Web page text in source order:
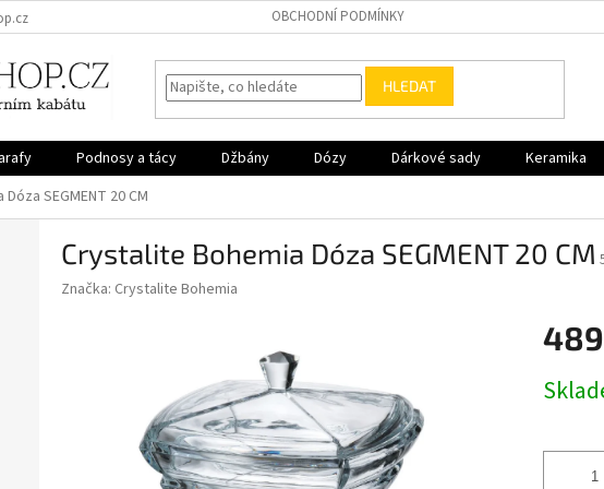
OBCHODNÍ PODMÍNKY
HLEDAT
Podnosy a tácy Džbány Dózy Dárkové sady Keramika
SEGMENT 20 CM
Crystalite Bohemia Dóza SEGMENT 20 CM
Značka: Crystalite Bohemia
cena: